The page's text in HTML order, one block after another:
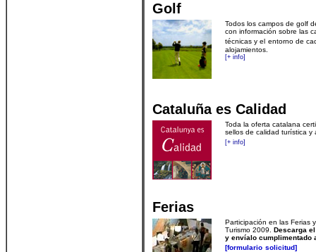
Golf
Todos los campos de golf
con información sobre las
técnicas y el entorno de
alojamientos.
[+ info]
Cataluña es Calidad
Toda la oferta catalana
sellos de calidad turística y
[+ info]
Ferias
Participación en las Ferias y
Turismo 2009
Descarga
y envíalo cumplimentado
[formulario solicitud]